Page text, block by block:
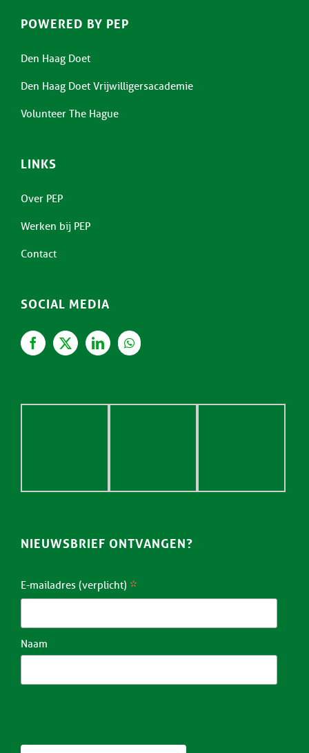
POWERED BY PEP
Den Haag Doet
Den Haag Doet Vrijwilligersacademie
Volunteer The Hague
LINKS
Over PEP
Werken bij PEP
Contact
SOCIAL MEDIA
NIEUWSBRIEF ONTVANGEN?
E-mailadres (verplicht) *
Naam